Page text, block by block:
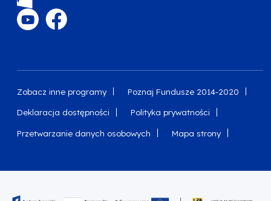
Zobacz inne programy Poznaj Fundusze 2014-2020
Deklaracja dostępności Polityka prywatności
Przetwarzanie danych osobowych Mapa strony